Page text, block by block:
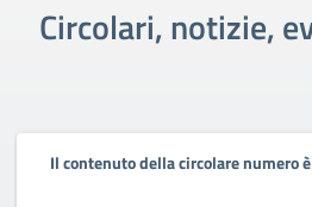
Circolari, notizie,
Il contenuto della circolare numero